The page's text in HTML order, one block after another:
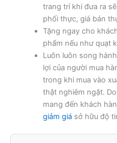
trang trí khi đưa ra
phối thực, giá bán
Tặng ngay cho
phẩm nếu như quạt
Luôn luôn song
lợi của người mua
trong khi mua vào
thật nghiêm ngặt.
mang đến khách
giảm giá sở hữu độ